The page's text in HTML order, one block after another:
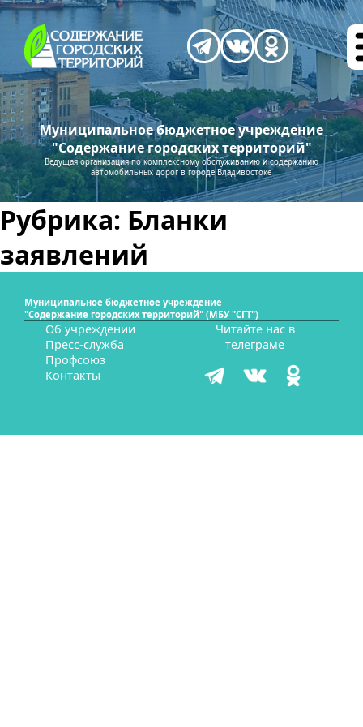
Муниципальное бюджетное учреждение
"Содержание городских территорий"
Ведущая организация по комплексному обслуживанию и содержанию
автомобильных дорог в городе Владивостоке
Рубрика: Бланки
заявлений
Муниципальное бюджетное учреждение
"Содержание городских территорий" (МБУ "СГТ")
Об учреждении
Пресс-служба
Профсоюз
Контакты
Читайте нас в
телеграме